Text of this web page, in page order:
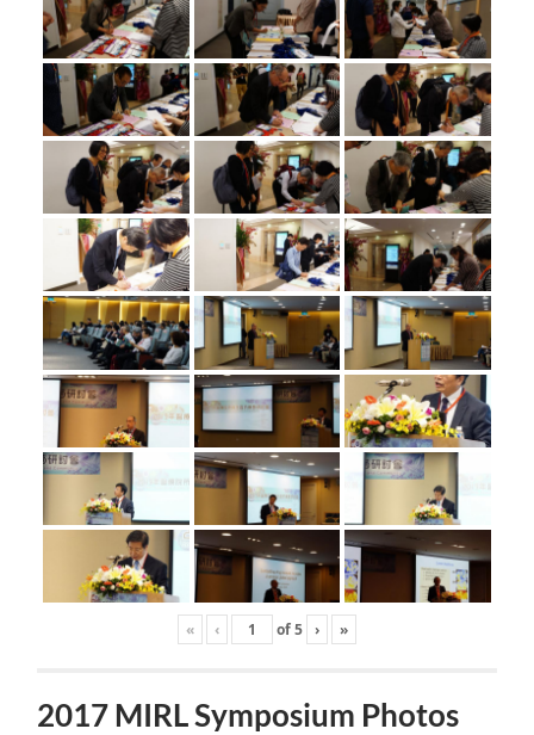
« ‹ of5 › »
2017 MIRL Symposium Photos